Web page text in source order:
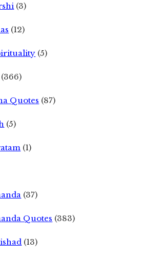
(3)
(12)
(5)
(366)
Quotes (87)
(5)
(1)
(37)
Quotes (383)
(13)